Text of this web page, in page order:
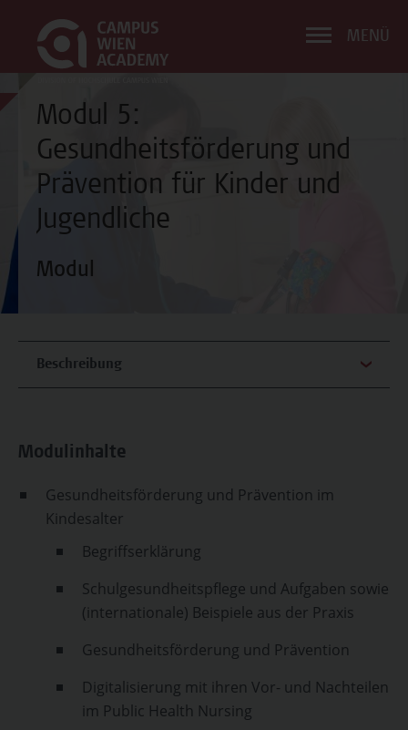
MENÜ
Modul 5:
Gesundheitsförderung und
Prävention für Kinder und
Jugendliche
Modul
Beschreibung
Modulinhalte
Gesundheitsförderung und Prävention im
Kindesalter
Begriffserklärung
Schulgesundheitspflege und Aufgaben sowie
(internationale) Beispiele aus der Praxis
Gesundheitsförderung und Prävention
Digitalisierung mit ihren Vor- und Nachteilen
im Public Health Nursing